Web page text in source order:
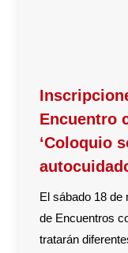
Encuentro
‘Coloquio
El sábado 18 de
de Encuentros
tratarán